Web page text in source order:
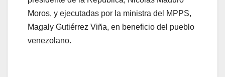
Moros, y ejecutadas por la ministra del MPPS,
Magaly Gutiérrez Viña, en beneficio del pueblo
venezolano.